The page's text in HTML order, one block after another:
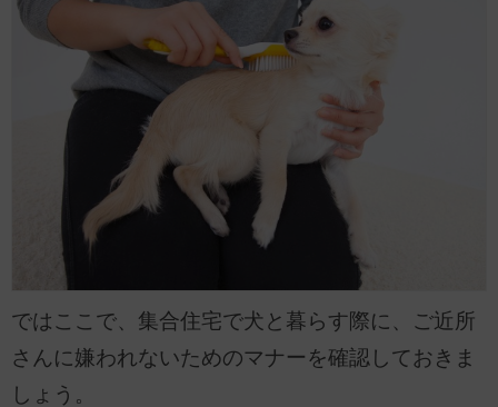
ではここで、集合住宅で犬と暮らす際に、ご近所
さんに嫌われないためのマナーを確認しておきま
しょう。